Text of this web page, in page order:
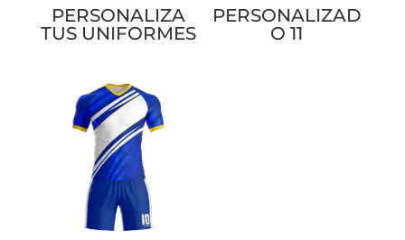
PERSONALIZA
TUS UNIFORMES
PERSONALIZAD
O 11